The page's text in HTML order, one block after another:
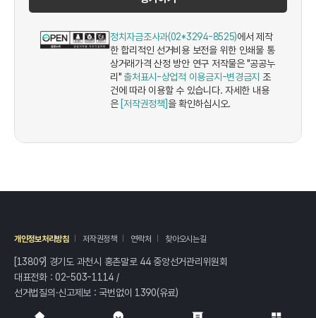
정치자금조사과(02*3294-8525)에서 제작
한 합리적인 선거비용 보전을 위한 인쇄물 통
상거래가격 산정 방안 연구 저작물은 "공공누
리" 출처표시-상업적 이용금지-변경금지 조
건에 따라 이용할 수 있습니다. 자세한 내용
은 [저작권정책] 을 확인하십시오.
개인정보처리방침 저작권정책 연락처 찾아오시는길
[13809] 경기도 과천시 홍촌말로 44 중앙선거관리위원회
대표전화 :02-503-1114/
선거법질의·신고제보 : 국번없이 1390(유료)